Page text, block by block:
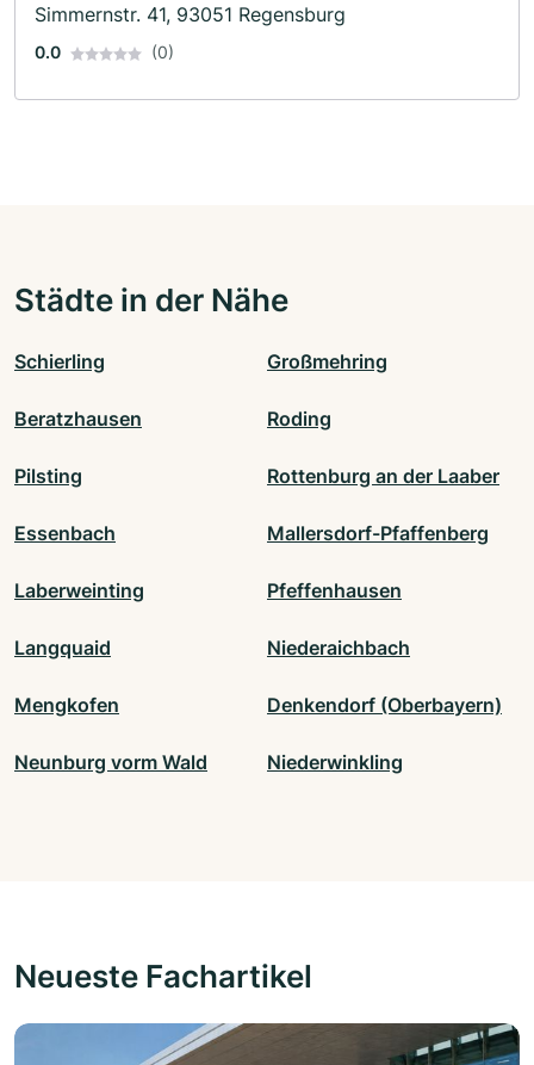
Simmernstr. 41, 93051 Regensburg
0.0 (0)
Städte in der Nähe
Schierling Großmehring
Beratzhausen Roding
Pilsting Rottenburg an der Laaber
Essenbach Mallersdorf-Pfaffenberg
Laberweinting Pfeffenhausen
Langquaid Niederaichbach
Mengkofen Denkendorf (Oberbayern)
Neunburg vorm Wald Niederwinkling
Neueste Fachartikel